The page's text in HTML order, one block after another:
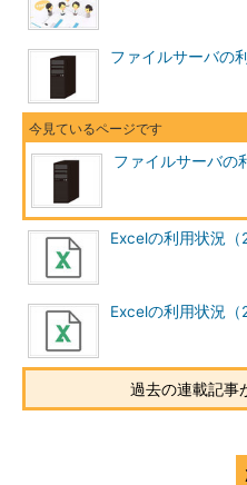
ファイルサーバの
ファイルサーバの
Excelの利用状況（
Excelの利用状況（
過去の連載記事